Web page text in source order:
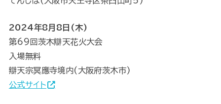
2024年8月8日(木)
第69回茨木辯天花火大会
入場無料
辯天宗冥應寺境内(大阪府茨木市)
公式サイト